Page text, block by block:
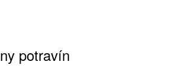
potravín